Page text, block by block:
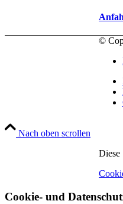
©
Nach oben scrollen
Diese
Cookie- und